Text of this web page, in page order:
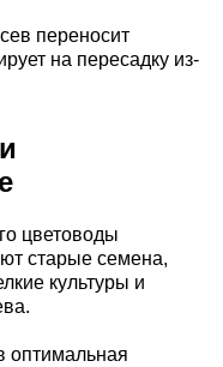
переносит
на пересадку из-
цветоводы
старые семена,
культуры и
оптимальная